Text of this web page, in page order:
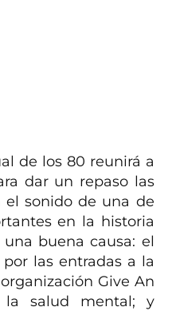
de los 80 reunirá a
dar un repaso las
el sonido de una de
en la historia
buena causa: el
las entradas a la
Give An
la salud mental; y